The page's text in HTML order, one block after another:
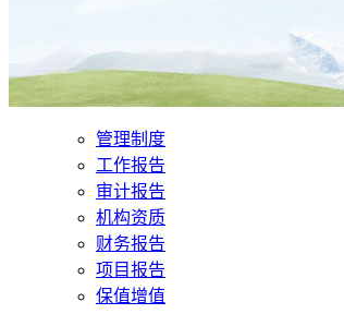
管理制度
工作报告
审计报告
机构资质
财务报告
项目报告
保值增值